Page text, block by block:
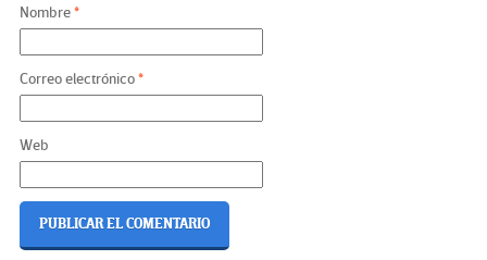
Nombre*
Correo electrónico*
Web